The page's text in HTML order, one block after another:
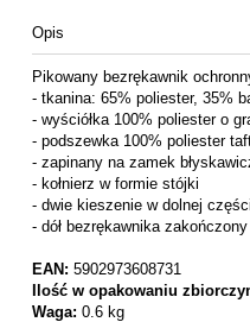
Opis
Pikowany bezrękawnik
- tkanina: 65% poliester, 35%
- wyściółka 100% poliester o
- podszewka 100% poliester
- zapinany na zamek
- kołnierz w formie stójki
- dwie kieszenie w dolnej
- dół bezrękawnika
EAN: 5902973608731
Ilość w opakowaniu
Waga: 0.6 kg